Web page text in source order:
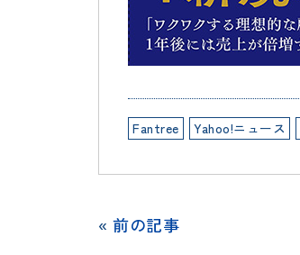
Fantree Yahoo!ニュース
« 前の記事